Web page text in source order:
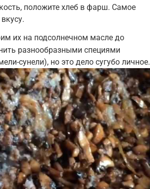
положите хлеб в фарш. Самое
их на подсолнечном масле до
разнообразными специями
сунели), но это дело сугубо личное.